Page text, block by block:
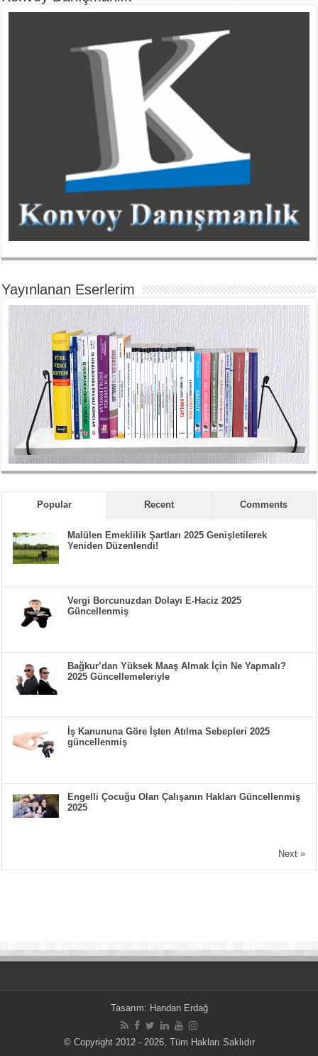
Yayınlanan Eserlerim
Popular Recent Comments
Malülen Emeklilik Şartları 2025 Genişletilerek
Yeniden Düzenlendi!
Vergi Borcunuzdan Dolayı E-Haciz 2025
Güncellenmiş
Bağkur’dan Yüksek Maaş Almak İçin Ne Yapmalı?
2025 Güncellemeleriyle
İş Kanununa Göre İşten Atılma Sebepleri 2025
güncellenmiş
Engelli Çocuğu Olan Çalışanın Hakları Güncellenmiş
2025
Next »
Tasarım: Handan Erdağ
© Copyright 2012 - 2026, Tüm Hakları Saklıdır